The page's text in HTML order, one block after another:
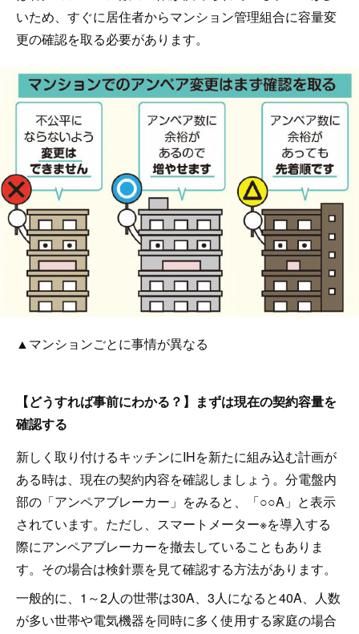
いため、すぐに居住者からマンション管理組合に容量変
更の確認を取る必要があります。
▲マンションごとに事情が異なる
【どうすれば事前にわかる？】まずは現在の契約容量を
確認する
新しく取り付けるキッチンにIHを新たに組み込む計画が
ある時は、現在の契約内容を確認しましょう。分電盤内
部の「アンペアブレーカー」をみると、「○○A」と表示
されています。ただし、スマートメーター※を導入する
際にアンペアブレーカーを撤去していることもありま
す。その場合は検針票を見て確認する方法があります。
一般的に、1～2人の世帯は30A、3人になると40A、人数
が多い世帯や電気機器を同時に多く使用する家庭の場合